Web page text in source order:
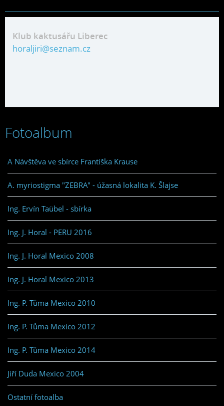
Klub kaktusářu Liberec
horaljiri@seznam.cz
Fotoalbum
A Návštěva ve sbírce Františka Krause
A. myriostigma "ZEBRA" - úžasná lokalita K. Šlajse
Ing. Ervín Taübel - sbírka
Ing. J. Horal - PERU 2016
Ing. J. Horal Mexico 2008
Ing. J. Horal Mexico 2013
Ing. P. Tůma Mexico 2010
Ing. P. Tůma Mexico 2012
Ing. P. Tůma Mexico 2014
Jiří Duda Mexico 2004
Ostatní fotoalba